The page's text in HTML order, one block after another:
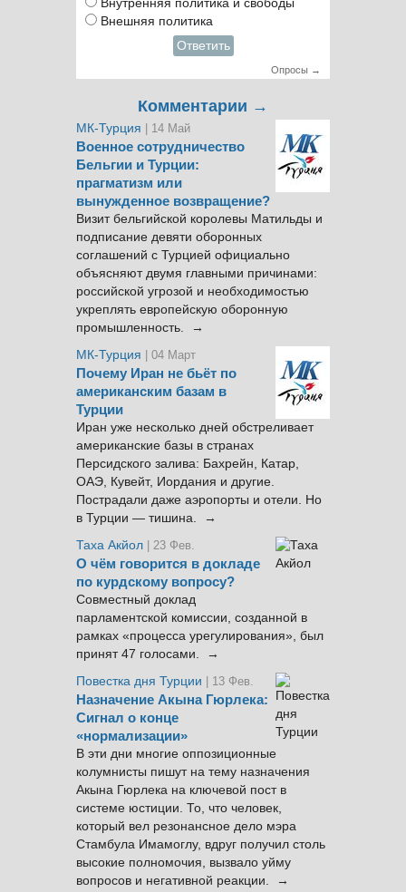
Внутренняя политика и свободы
Внешняя политика
Ответить
Опросы →
Комментарии →
МК-Турция | 14 Май
Военное сотрудничество
Бельгии и Турции:
прагматизм или
вынужденное возвращение?
Визит бельгийской королевы Матильды и
подписание девяти оборонных
соглашений с Турцией официально
объясняют двумя главными причинами:
российской угрозой и необходимостью
укреплять европейскую оборонную
промышленность. →
МК-Турция
| 04 Март
Почему Иран не бьёт по
американским базам в
Турции
Иран уже несколько дней обстреливает
американские базы в странах
Персидского залива: Бахрейн, Катар,
ОАЭ, Кувейт, Иордания и другие.
Пострадали даже аэропорты и отели. Но
в Турции — тишина. →
Таха Акйол | 23 Фев.
О чём говорится в докладе
по курдскому вопросу?
Совместный доклад
парламентской комиссии, созданной в
рамках «процесса урегулирования», был
принят 47 голосами. →
Повестка дня Турции
| 13 Фев.
Назначение Акына Гюрлека:
Сигнал о конце
«нормализации»
В эти дни многие оппозиционные
колумнисты пишут на тему назначения
Акына Гюрлека на ключевой пост в
системе юстиции. То, что человек,
который вел резонансное дело мэра
Стамбула Имамоглу, вдруг получил столь
высокие полномочия, вызвало уйму
вопросов и негативной реакции. →